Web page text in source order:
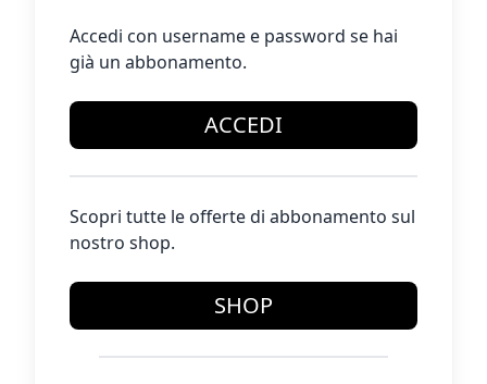
Accedi con username e password se hai
già un abbonamento.
ACCEDI
Scopri tutte le offerte di abbonamento sul
nostro shop.
SHOP